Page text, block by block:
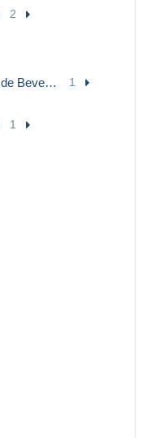
2
Leopoldsburg (Camp de Beverloo) 1
1